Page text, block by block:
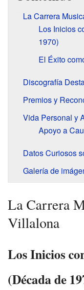
La Carrera
Los Inicios
1970)
El Éxito
Discografía
Premios y
Vida Personal y
Apoyo a
Datos Curiosos
Galería de
La Carrera
Villalona
Los Inicios
(Década de